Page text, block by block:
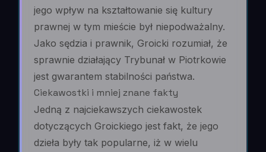
jego wpływ na kształtowanie się kultury
prawnej w tym mieście był niepodważalny.
Jako sędzia i prawnik, Groicki rozumiał, że
sprawnie działający Trybunał w Piotrkowie
jest gwarantem stabilności państwa.
Ciekawostki i mniej znane fakty
Jedną z najciekawszych ciekawostek
dotyczących Groickiego jest fakt, że jego
dzieła były tak popularne, iż w wielu